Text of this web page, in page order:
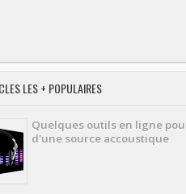
LES + POPULAIRES
Quelques outils en ligne
d'une source accoustique